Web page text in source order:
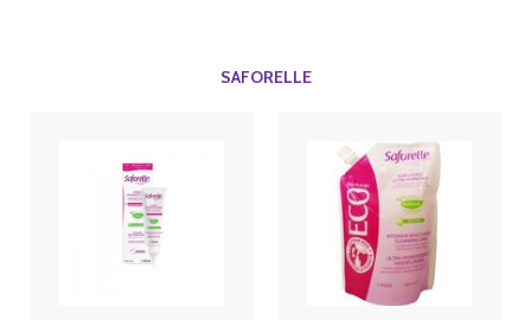
SAFORELLE